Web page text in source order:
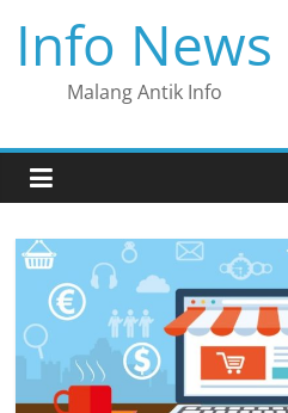
content
Info News
Malang Antik Info